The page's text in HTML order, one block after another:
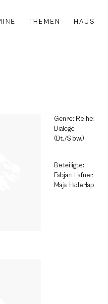
THEMEN HAUS
Genre: Reihe:
Dialoge
(Dt./Slow.)
Beteiligte:
Fabjan Hafner,
Maja Haderlap